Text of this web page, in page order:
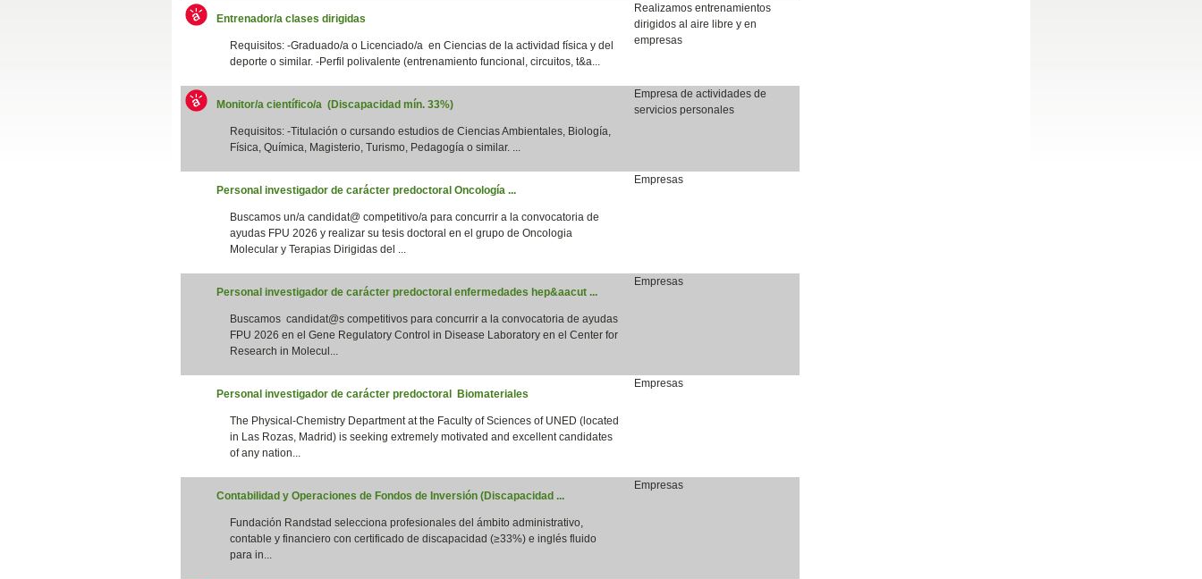
Entrenador/a clases dirigidas
Requisitos: -Graduado/a o Licenciado/a en Ciencias de la actividad física y del
deporte o similar. -Perfil polivalente (entrenamiento funcional, circuitos, t&a...
Realizamos entrenamientos
dirigidos al aire libre y en
empresas
Monitor/a científico/a (Discapacidad mín. 33%)
Requisitos: -Titulación o cursando estudios de Ciencias Ambientales, Biología,
Física, Química, Magisterio, Turismo, Pedagogía o similar. ...
Empresa de actividades de
servicios personales
Personal investigador de carácter predoctoral Oncología ...
Buscamos un/a candidat@ competitivo/a para concurrir a la convocatoria de
ayudas FPU 2026 y realizar su tesis doctoral en el grupo de Oncologia
Molecular y Terapias Dirigidas del ...
Empresas
Personal investigador de carácter predoctoral enfermedades hep&aacut ...
Buscamos candidat@s competitivos para concurrir a la convocatoria de ayudas
FPU 2026 en el Gene Regulatory Control in Disease Laboratory en el Center for
Research in Molecul...
Empresas
Personal investigador de carácter predoctoral Biomateriales
The Physical-Chemistry Department at the Faculty of Sciences of UNED (located
in Las Rozas, Madrid) is seeking extremely motivated and excellent candidates
of any nation...
Empresas
Contabilidad y Operaciones de Fondos de Inversión (Discapacidad ...
Fundación Randstad selecciona profesionales del ámbito administrativo,
contable y financiero con certificado de discapacidad (≥33%) e inglés fluido
para in...
Empresas